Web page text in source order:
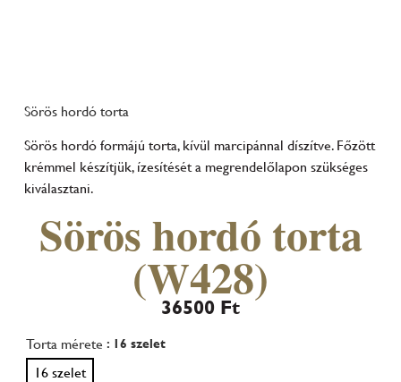
Sörös hordó torta
(W428)
36500 Ft
Torta mérete : 16 szelet
16 szelet
Sörös hordó torta
Sörös hordó formájú torta, kívül marcipánnal díszítve. Főzött
krémmel készítjük, ízesítését a megrendelőlapon szükséges
kiválasztani.